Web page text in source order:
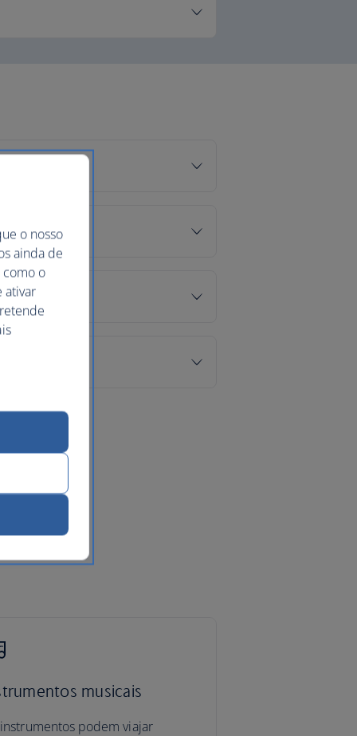
musicais
podem viajar
o nosso
ainda de
o
ativar